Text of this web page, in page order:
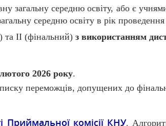
загальну середню освіту, або є
середню освіту в рік
та ІІ (фінальний)з використанням
2026 року.
переможців, допущених до
Приймальної комісії КНУ.